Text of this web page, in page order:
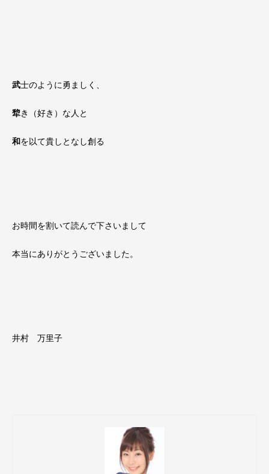
武士のように勇ましく、
犂き（好き）な人と
和を以て貴しとなし創る
お時間を割いて読んで下さいまして
本当にありがとうございました。
井村 万里子